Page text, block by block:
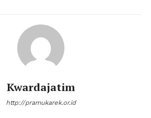
Kwardajatim
http://pramukarek.or.id